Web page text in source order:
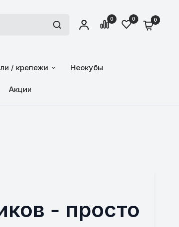
0 0 0
/ крепежи Неокубы
Акции
- просто